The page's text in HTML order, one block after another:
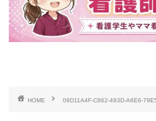
HOME 09D11A4F-C862-493D-A6E6-